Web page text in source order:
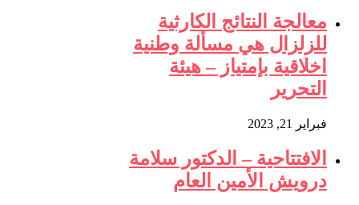
معالجة النتائج الكارثية
للزلزال هي مسألة وطنية
اخلاقية بإمتياز – هيئة
التحرير
فبراير 21, 2023
الافتتاحية – الدكتور سلامة
درويش الأمين العام